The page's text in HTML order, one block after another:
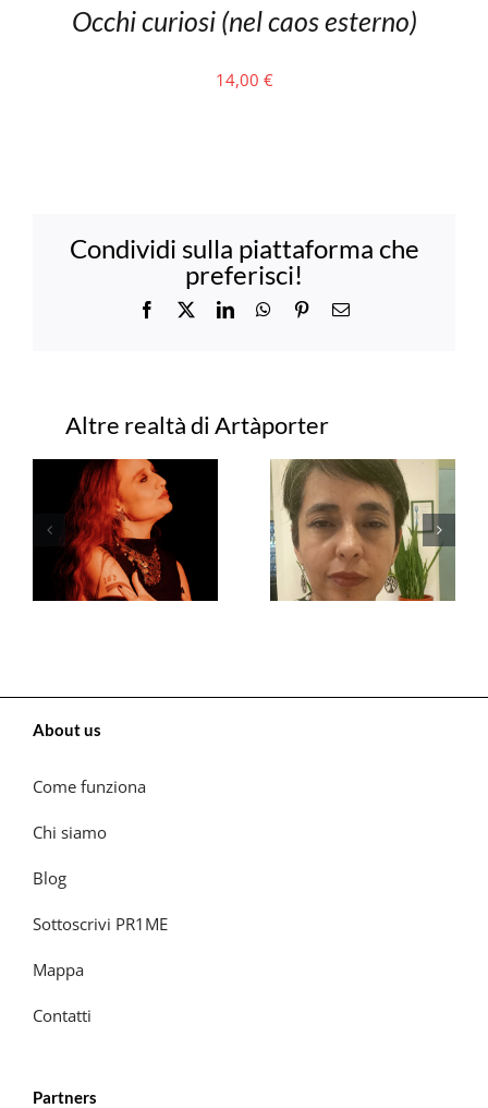
Occhi curiosi (nel caos esterno)
14,00 €
Condividi sulla piattaforma che
preferisci!
Facebook LinkedInWhatsApp
PinterestEmail
Progetti correlati
About us
Come funziona
Chi siamo
Blog
Sottoscrivi PR1ME
Mappa
Contatti
Partners